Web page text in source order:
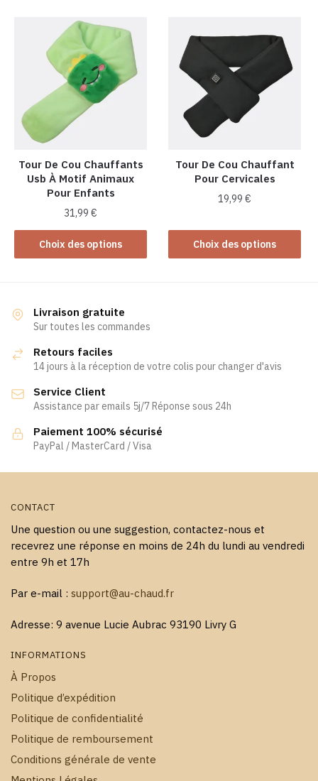
plusieurs
variations.
Les
options
peuvent
être
la
page
du
produit
variations.
options
peuvent
être
choisies
la
page
du
Tour De Cou Chauffants
Usb À Motif Animaux
Pour Enfants
31,99€
Choix des options
Ce
produit
variations.
Les
peuvent
choisies
sur
la
page
Tour De Cou Chauffant
Pour Cervicales
19,99€
Choix des options
produit
a
être
Livraison gratuite
Sur toutes les commandes
Retours faciles
14 jours à la réception de votre colis pour changer d'avis
Service Client
Assistance par emails 5j/7 Réponse sous 24h
Paiement 100% sécurisé
PayPal / MasterCard / Visa
CONTACT
Une question ou une suggestion, contactez-nous et
recevrez une réponse en moins de 24h du lundi au vendredi
entre 9h et 17h
Par e-mail : support@au-chaud.fr
Adresse: 9 avenue Lucie Aubrac 93190 Livry G
INFORMATIONS
À Propos
Politique d’expédition
Politique de confidentialité
Politique de remboursement
Conditions générale de vente